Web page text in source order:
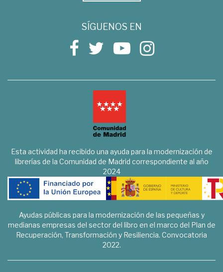
SÍGUENOS EN
Esta actividad ha recibido una ayuda para la modernización de
librerías de la Comunidad de Madrid correspondiente al año
2024
Ayudas públicas para la modernización de las pequeñas y
medianas empresas del sector del libro en el marco del Plan de
Recuperación, Transformación y Resiliencia. Convocatoria
2022.